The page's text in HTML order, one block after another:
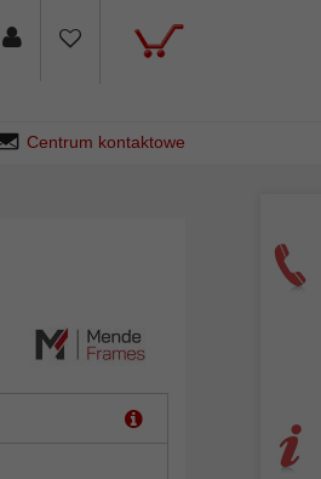
Centrum kontaktowe